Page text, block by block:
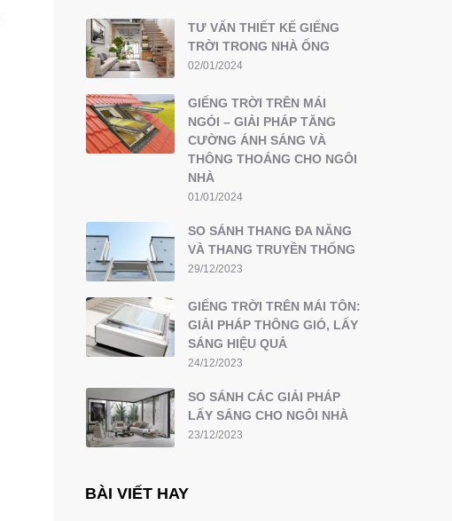
TƯ VẤN THIẾT KẾ GIẾNG
TRỜI TRONG NHÀ ỐNG
02/01/2024
GIẾNG TRỜI TRÊN MÁI
NGÓI – GIẢI PHÁP TĂNG
CƯỜNG ÁNH SÁNG VÀ
THÔNG THOÁNG CHO NGÔI
NHÀ
01/01/2024
SO SÁNH THANG ĐA NĂNG
VÀ THANG TRUYỀN THỐNG
29/12/2023
GIẾNG TRỜI TRÊN MÁI TÔN:
GIẢI PHÁP THÔNG GIÓ, LẤY
SÁNG HIỆU QUẢ
24/12/2023
SO SÁNH CÁC GIẢI PHÁP
LẤY SÁNG CHO NGÔI NHÀ
23/12/2023
BÀI VIẾT HAY